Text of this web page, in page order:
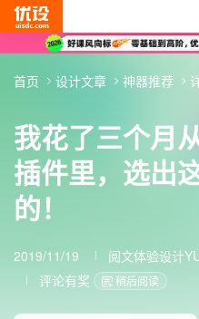
我花了三个月
插件里，选出
的！
2019/11/19 阅文体验设计
评论有奖
稍后阅读
首页 设计文章 神器推荐